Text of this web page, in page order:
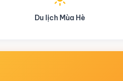
Du lịch Mùa Thu